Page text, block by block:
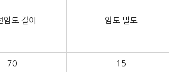
임도 길이 임도 밀도
70 15